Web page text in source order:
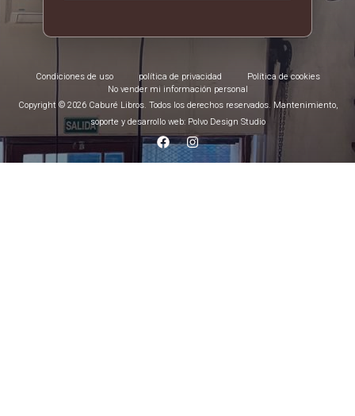
Condiciones de uso política de privacidad
Política de cookies
No vender mi información personal
Copyright © 2026 Caburé Libros. Todos los derechos reservados. Mantenimiento,
soporte y desarrollo web: Polvo Design Studio